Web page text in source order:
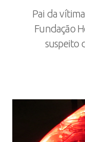
Pai da
Fundação
suspeito